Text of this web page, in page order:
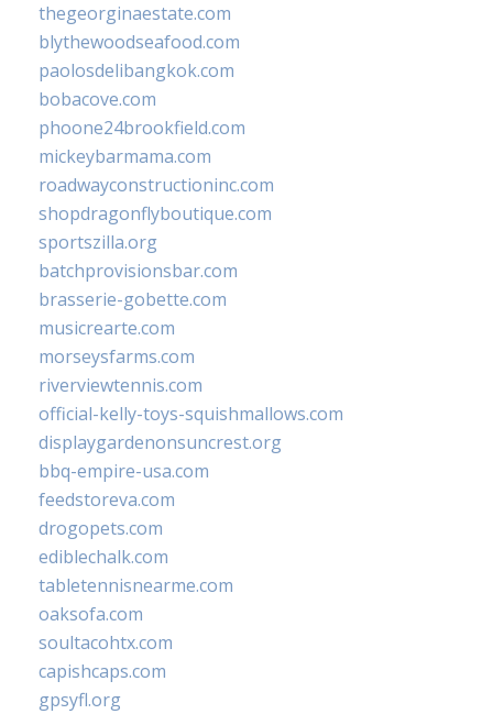
thegeorginaestate.com
blythewoodseafood.com
paolosdelibangkok.com
bobacove.com
phoone24brookfield.com
mickeybarmama.com
roadwayconstructioninc.com
shopdragonflyboutique.com
sportszilla.org
batchprovisionsbar.com
brasserie-gobette.com
musicrearte.com
morseysfarms.com
riverviewtennis.com
official-kelly-toys-squishmallows.com
displaygardenonsuncrest.org
bbq-empire-usa.com
feedstoreva.com
drogopets.com
ediblechalk.com
tabletennisnearme.com
oaksofa.com
soultacohtx.com
capishcaps.com
gpsyfl.org